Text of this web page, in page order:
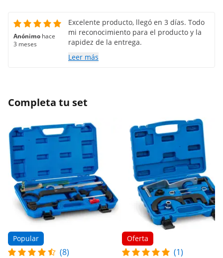
Anónimo hace
3 meses
Excelente producto, llegó en 3 días. Todo
mi reconocimiento para el producto y la
rapidez de la entrega.
Leer más
Completa tu set
Popular
(8)
Oferta
(1)